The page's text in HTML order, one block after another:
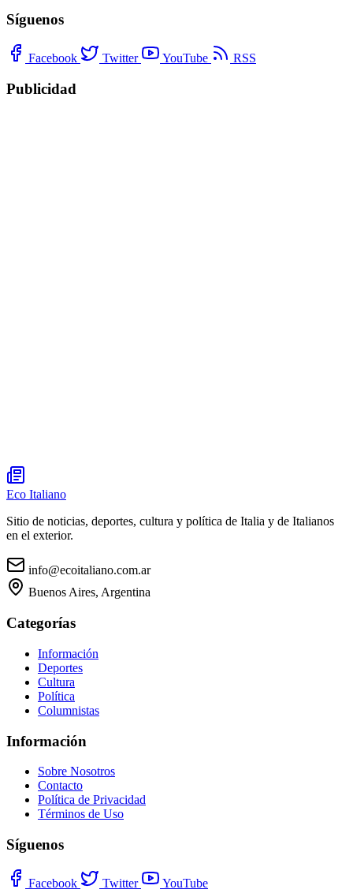
Síguenos
Facebook Twitter YouTube RSS
Publicidad
Eco Italiano
Sitio de noticias, deportes, cultura y política de Italia y de Italianos
en el exterior.
info@ecoitaliano.com.ar
Buenos Aires, Argentina
Categorías
Información
Deportes
Cultura
Política
Columnistas
Información
Sobre Nosotros
Contacto
Política de Privacidad
Términos de Uso
Síguenos
Facebook Twitter YouTube